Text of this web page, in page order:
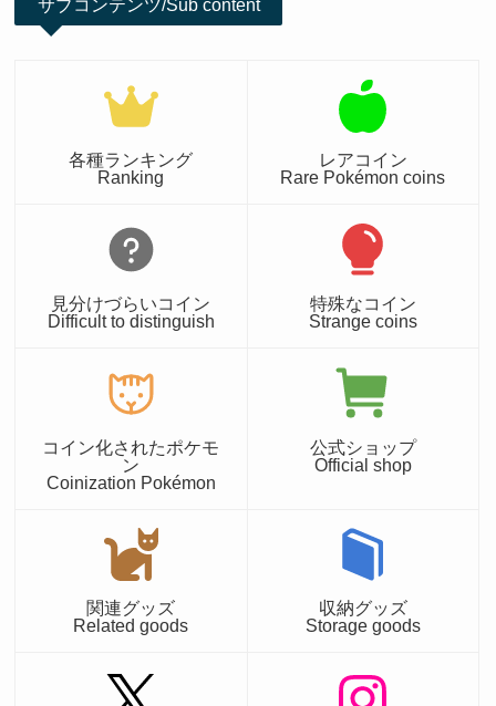
サブコンテンツ/Sub content
各種ランキング
Ranking
レアコイン
Rare Pokémon coins
見分けづらいコイン
Difficult to distinguish
特殊なコイン
Strange coins
コイン化されたポケモ
ン
Coinization Pokémon
公式ショップ
Official shop
関連グッズ
Related goods
収納グッズ
Storage goods